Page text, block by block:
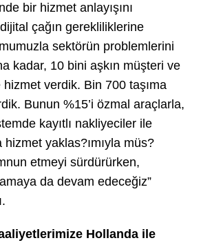
bir hizmet anlayışını
çağın gerekliliklerine
sektörün problemlerini
kadar, 10 bini aşkın müşteri ve
verdik. Bin 700 taşıma
Bunun %15’i özmal araçlarla,
kayıtlı nakliyeciler ile
hizmet yaklas?ımıyla müs?
etmeyi sürdürürken,
da devam edeceğiz”
Hollanda ile